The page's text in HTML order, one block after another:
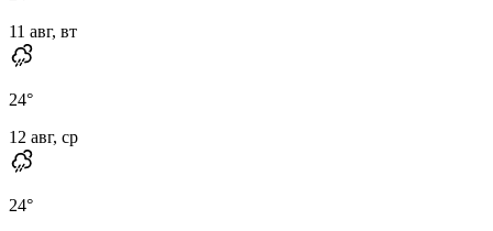
11 авг, вт
24°
12 авг, ср
24°